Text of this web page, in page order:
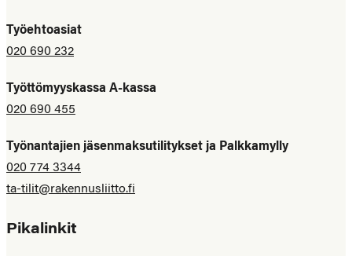
Työehtoasiat
020 690 232
Työttömyyskassa A-kassa
020 690 455
Työnantajien jäsenmaksutilitykset ja Palkkamylly
020 774 3344
ta-tilit@rakennusliitto.fi
Pikalinkit